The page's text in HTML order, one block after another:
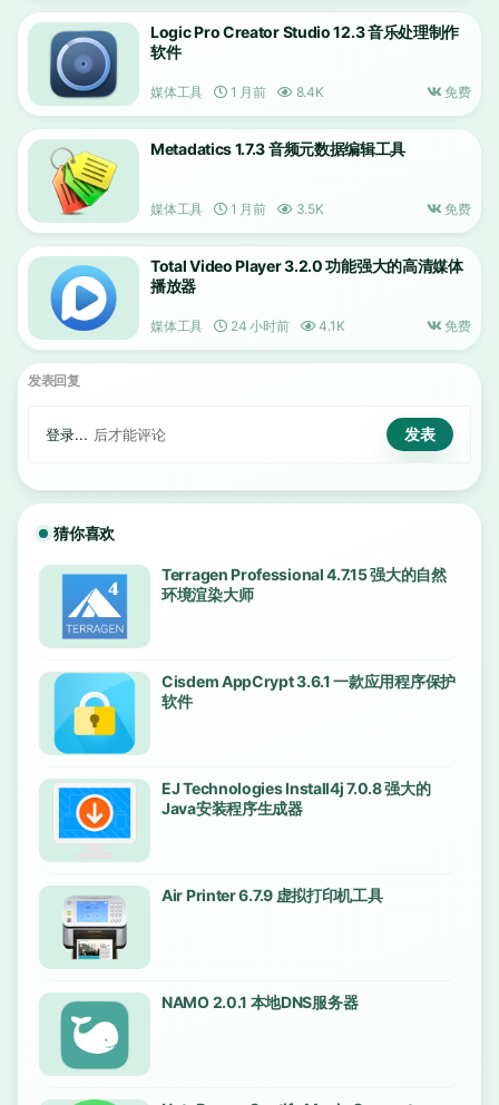
Logic Pro Creator Studio 12.3 音乐处理制作
软件
媒体工具 1 月前 8.4K 免费
Metadatics 1.7.3 音频元数据编辑工具
媒体工具 1 月前 3.5K 免费
Total Video Player 3.2.0 功能强大的高清媒体
播放器
媒体工具 24 小时前 4.1K 免费
发表回复
登录... 后才能评论
猜你喜欢
Terragen Professional 4.7.15 强大的自然
环境渲染大师
Cisdem AppCrypt 3.6.1 一款应用程序保护
软件
EJ Technologies Install4j 7.0.8 强大的
Java安装程序生成器
Air Printer 6.7.9 虚拟打印机工具
NAMO 2.0.1 本地DNS服务器